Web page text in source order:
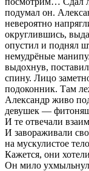
подумал он.
невероятно
округлившись,
опустил и поднял
немудрёные
выдохнув,
спину. Лицо
подоконник. Там
Александр живо
девушек —
И те отвечали
И завораживали
на мускулистое
Кажется, они
Он мило